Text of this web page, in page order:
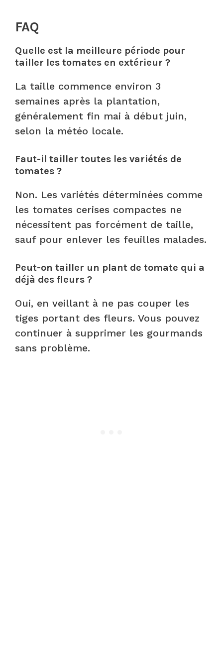
FAQ
Quelle est la meilleure période pour
tailler les tomates en extérieur ?
La taille commence environ 3
semaines après la plantation,
généralement fin mai à début juin,
selon la météo locale.
Faut-il tailler toutes les variétés de
tomates ?
Non. Les variétés déterminées comme
les tomates cerises compactes ne
nécessitent pas forcément de taille,
sauf pour enlever les feuilles malades.
Peut-on tailler un plant de tomate qui a
déjà des fleurs ?
Oui, en veillant à ne pas couper les
tiges portant des fleurs. Vous pouvez
continuer à supprimer les gourmands
sans problème.